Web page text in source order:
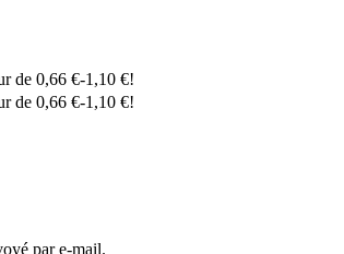
de 0,66 €-1,10 €!
de 0,66 €-1,10 €!
par e-mail.